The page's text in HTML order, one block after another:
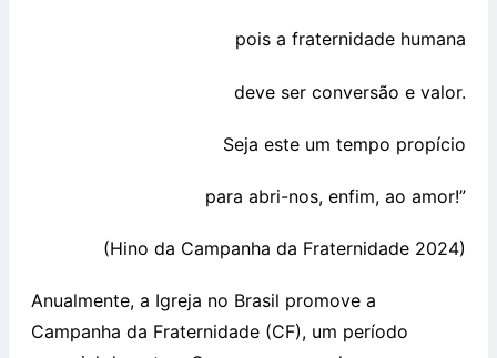
pois a fraternidade humana
deve ser conversão e valor.
Seja este um tempo propício
para abri-nos, enfim, ao amor!”
(Hino da Campanha da Fraternidade 2024)
Anualmente, a Igreja no Brasil promove a
Campanha da Fraternidade (CF), um período